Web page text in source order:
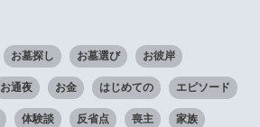
お墓探し お墓選び お彼岸
お通夜 お金 はじめての エピソード
体験談 反省点 喪主 家族